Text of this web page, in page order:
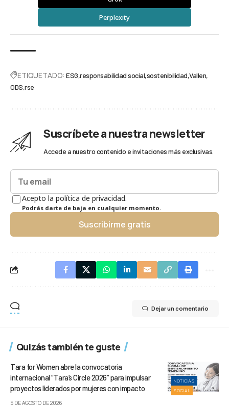
Perplexity
ETIQUETADO: ESG responsabilidad social sostenibilidad Vallen
ODS rse
Suscríbete a nuestra newsletter
Accede a nuestro contenido e invitaciones más exclusivas.
Acepto la política de privacidad.
Podrás darte de baja en cualquier momento.
Suscribirme gratis
Dejar un comentario
Quizás también te guste
NOTICIAS
SOCIAL
Tara for Women abre la convocatoria
internacional “Tara’s Circle 2026” para impulsar
proyectos liderados por mujeres con impacto
5 DE AGOSTO DE 2026